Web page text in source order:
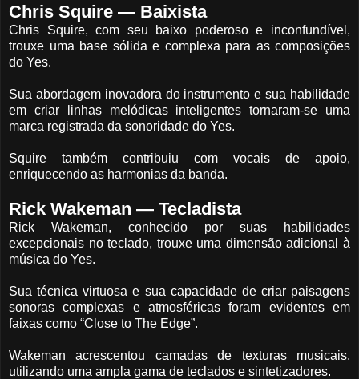
Chris Squire — Baixista
Chris Squire, com seu baixo poderoso e inconfundível,
trouxe uma base sólida e complexa para as composições
do Yes.
Sua abordagem inovadora do instrumento e sua habilidade
em criar linhas melódicas inteligentes tornaram-se uma
marca registrada da sonoridade do Yes.
Squire também contribuiu com vocais de apoio,
enriquecendo as harmonias da banda.
Rick Wakeman — Tecladista
Rick Wakeman, conhecido por suas habilidades
excepcionais no teclado, trouxe uma dimensão adicional à
música do Yes.
Sua técnica virtuosa e sua capacidade de criar paisagens
sonoras complexas e atmosféricas foram evidentes em
faixas como “Close to The Edge”.
Wakeman acrescentou camadas de texturas musicais,
utilizando uma ampla gama de teclados e sintetizadores.